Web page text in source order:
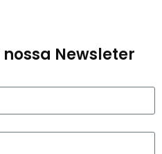
Newsleter